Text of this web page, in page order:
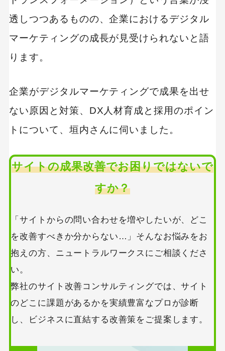
透しつつあるものの、企業におけるデジタル
マーケティングの成長が見受けられないと語
ります。
企業がデジタルマーケティングで成果を出せ
ない原因と対策、DX人材育成と採用のポイン
トについて、垣内さんに伺いました。
サイトの成果改善でお困りではないで
すか？
「サイトからの問い合わせを増やしたいが、どこ
を改善すべきか分からない…」そんなお悩みをお
抱えの方、ニュートラルワークスにご相談くださ
い。
弊社のサイト改善コンサルティングでは、サイト
のどこに課題があるかを実績豊富なプロが診断
し、ビジネスに直結する改善策をご提案します。